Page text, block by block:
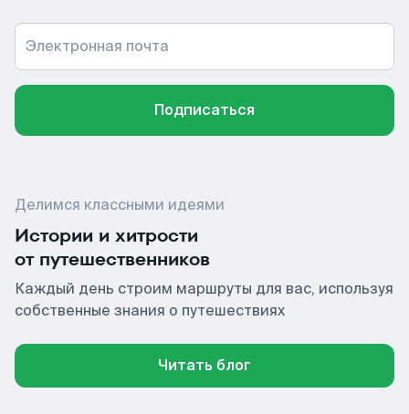
Электронная почта
Подписаться
Делимся классными идеями
Истории и хитрости
от путешественников
Каждый день строим маршруты для вас, используя
собственные знания о путешествиях
Читать блог